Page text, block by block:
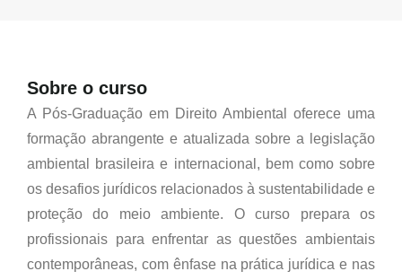
Sobre o curso
A Pós-Graduação em Direito Ambiental oferece uma
formação abrangente e atualizada sobre a legislação
ambiental brasileira e internacional, bem como sobre
os desafios jurídicos relacionados à sustentabilidade e
proteção do meio ambiente. O curso prepara os
profissionais para enfrentar as questões ambientais
contemporâneas, com ênfase na prática jurídica e nas